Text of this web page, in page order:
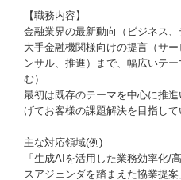
【職務内容】
金融業界の最新動向（ビジネス
大手金融機関様向けの提言（サ
ンサル、推進）まで、幅広いテ
む）
最初は既存のテーマを中心に推
げてお客様の課題解決を目指して
主な対応領域(例)
「生成AIを活用した業務効率化/
スアジェンダを踏まえた協業提案